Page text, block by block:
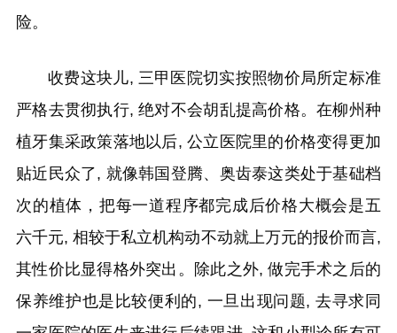
险。
收费这块儿, 三甲医院切实按照物价局所定标准
严格去贯彻执行, 绝对不会胡乱提高价格。在柳州种
植牙集采政策落地以后, 公立医院里的价格变得更加
贴近民众了, 就像韩国登腾、奥齿泰这类处于基础档
次的植体，把每一道程序都完成后价格大概会是五
六千元, 相较于私立机构动不动就上万元的报价而言,
其性价比显得格外突出。除此之外, 做完手术之后的
保养维护也是比较便利的, 一旦出现问题, 去寻求同